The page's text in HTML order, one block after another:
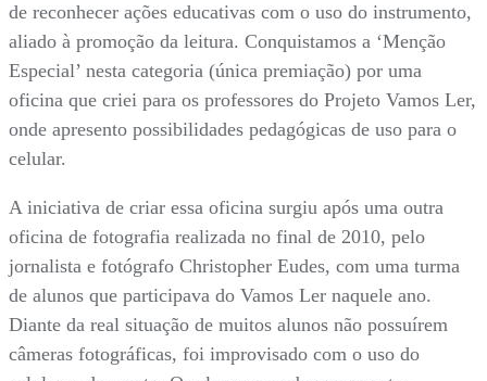
de reconhecer ações educativas com o uso do instrumento,
aliado à promoção da leitura. Conquistamos a ‘Menção
Especial’ nesta categoria (única premiação) por uma
oficina que criei para os professores do Projeto Vamos Ler,
onde apresento possibilidades pedagógicas de uso para o
celular.
A iniciativa de criar essa oficina surgiu após uma outra
oficina de fotografia realizada no final de 2010, pelo
jornalista e fotógrafo Christopher Eudes, com uma turma
de alunos que participava do Vamos Ler naquele ano.
Diante da real situação de muitos alunos não possuírem
câmeras fotográficas, foi improvisado com o uso do